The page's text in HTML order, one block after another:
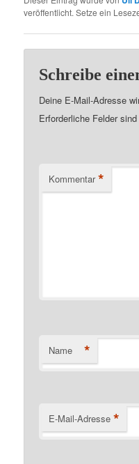
veröffentlicht. Setze ein
Schreibe
Deine E-Mail-Adresse
Erforderliche Felder
Kommentar *
Name *
E-Mail-Adresse *